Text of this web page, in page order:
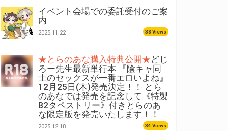
イベント会場での委託受付のご案
内
2025.11.22 38 Views
★とらのあな購入特典公開★どじ
ろー先生最新単行本 『陰キャ同
士のセックスが一番エロいよね』
12月25日(木)発売決定！！ とら
のあなでは発売を記念して《特製
B2タペストリー》付きとらのあ
な限定版を発売いたします！！
2025.12.18 34 Views